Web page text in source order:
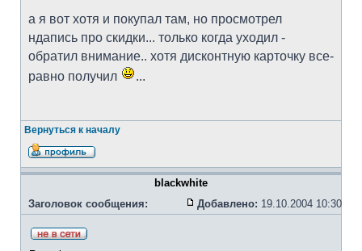
а я вот хотя и покупал там, но просмотрел
ндапись про скидки... только когда уходил -
обратил внимание.. хотя дисконтную карточку все-
равно получил
...
Вернуться к началу
blackwhite
Заголовок сообщения:
Добавлено: 19.10.2004 10:30